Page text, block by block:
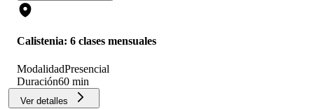
Calistenia: 6 clases mensuales
ModalidadPresencial
Duración60 min
Ver detalles